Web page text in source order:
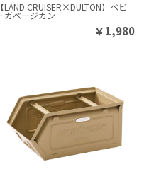
【LAND CRUISER×DULTON】ベビ
ガベージカン
￥1,980